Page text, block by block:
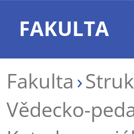
FAKULTA
Fakulta
Vědecko-